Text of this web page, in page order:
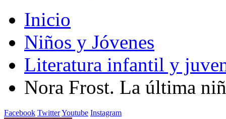
Inicio
Niños y Jóvenes
Literatura infantil y
Nora Frost. La última
Facebook TwitterYoutube Instagram